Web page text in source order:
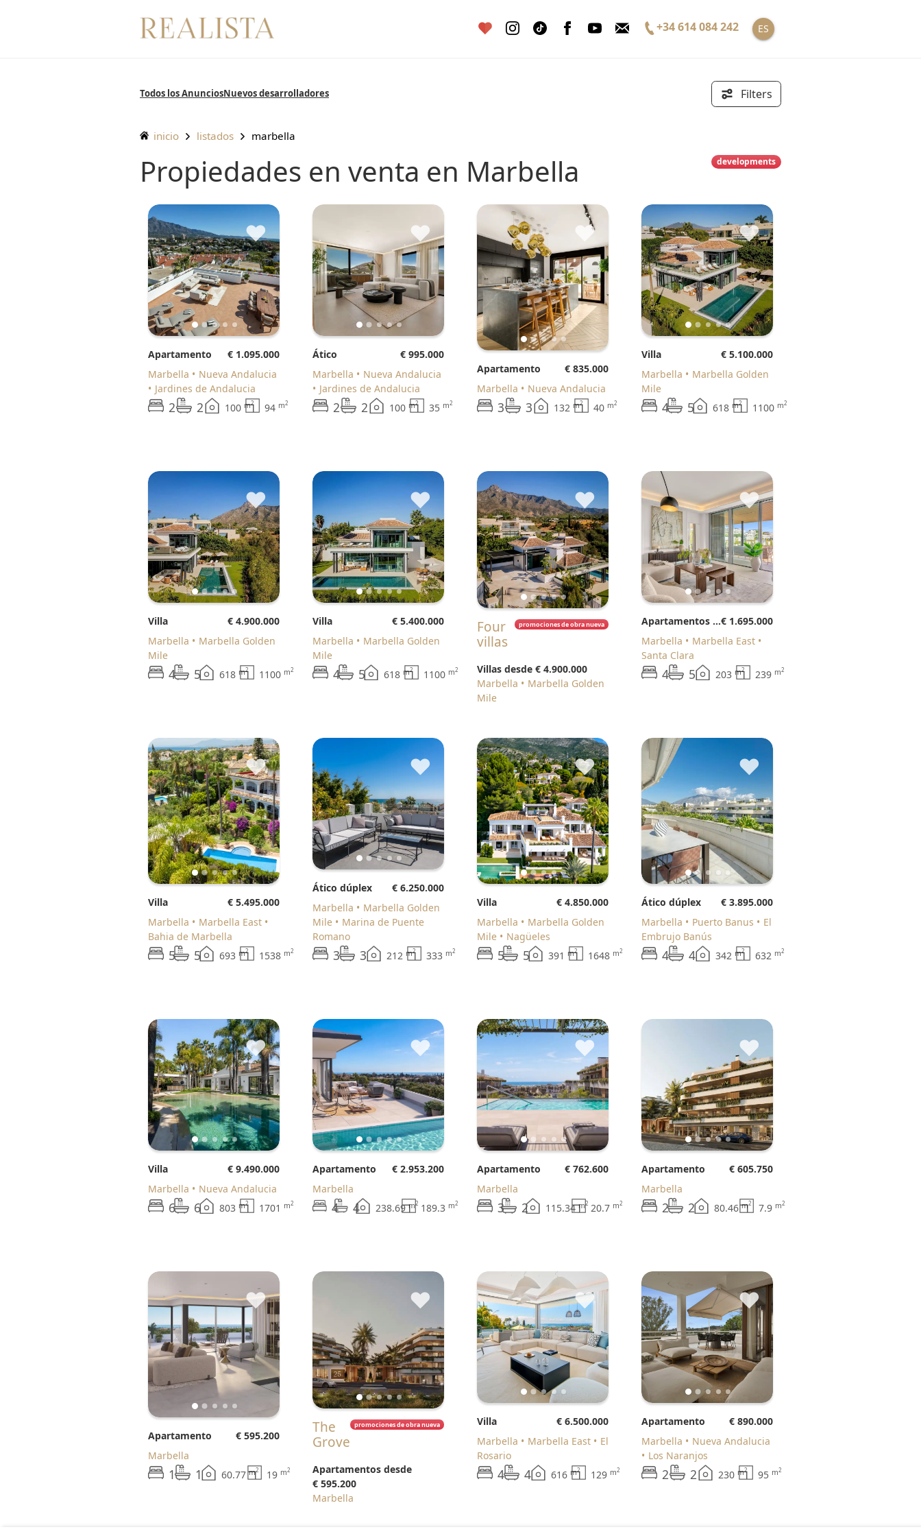
+34 614 084 242 ES
Todos los Anuncios Nuevos desarrolladores Filters
inicio listados marbella
developments
Propiedades en venta en Marbella
♥
Apartamento
€ 1.095.000
Marbella
Nueva Andalucia
Jardines de Andalucia
2 2 100 m2 94 m2
♥
Ático
€ 995.000
Marbella
Nueva Andalucia
Jardines de Andalucia
2 2 100 m2 35 m2
♥
Apartamento
€ 835.000
Marbella
Nueva Andalucia
3 3 132 m2 40 m2
♥
Villa
€ 5.100.000
Marbella
Marbella Golden
Mile
4 5 618 m2 1100 m2
♥
Villa
€ 4.900.000
Marbella
Marbella Golden
Mile
4 5 618 m2 1100 m2
♥
Villa
€ 5.400.000
Marbella
Marbella Golden
Mile
4 5 618 m2 1100 m2
♥
promociones de obra nueva
Four
villas
Villas desde € 4.900.000
Marbella
Marbella Golden
Mile
♥
Apartamentos de planta baja
€ 1.695.000
Marbella
Marbella East
Santa Clara
4 5 203 m2 239 m2
♥
Villa
€ 5.495.000
Marbella
Marbella East
Bahia de Marbella
5 5 693 m2 1538 m2
♥
Ático dúplex
€ 6.250.000
Marbella
Marbella Golden
Mile
Marina de Puente
Romano
3 3 212 m2 333 m2
♥
Villa
€ 4.850.000
Marbella
Marbella Golden
Mile
Nagüeles
5 5 391 m2 1648 m2
♥
Ático dúplex
€ 3.895.000
Marbella
Puerto Banus
El
Embrujo Banús
4 4 342 m2 632 m2
♥
Villa
€ 9.490.000
Marbella
Nueva Andalucia
6 6 803 m2 1701 m2
♥
Apartamento
€ 2.953.200
Marbella
4 4 238.69m2 189.3 m2
♥
Apartamento
€ 762.600
Marbella
3 2 115.34m2 20.7 m2
♥
Apartamento
€ 605.750
Marbella
2 2 80.46m2 7.9 m2
♥
Apartamento
€ 595.200
Marbella
1 1 60.77m2 19 m2
♥
promociones de obra nueva
The
Grove
Apartamentos desde
€ 595.200
Marbella
♥
Villa
€ 6.500.000
Marbella
Marbella East
El
Rosario
4 4 616 m2 129 m2
♥
Apartamento
€ 890.000
Marbella
Nueva Andalucia
Los Naranjos
2 2 230 m2 95 m2